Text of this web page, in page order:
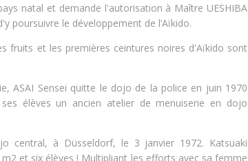
natal et demande l'autorisation à Maître UESHIBA
poursuivre le développement de l’Aïkido.
fruits et les premières ceintures noires d'Aïkido sont
ASAI Sensei quitte le dojo de la police en juin 1970
élèves un ancien atelier de menuiserie en dojo
central, à Düsseldorf, le 3 janvier 1972. Katsuaki
et six élèves ! Multipliant les efforts avec sa femme